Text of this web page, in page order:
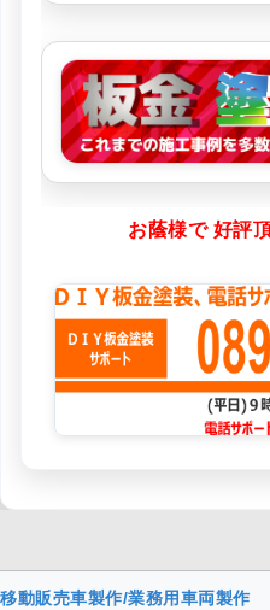
お蔭様で 好評
移動販売車製作/業務用車両製作